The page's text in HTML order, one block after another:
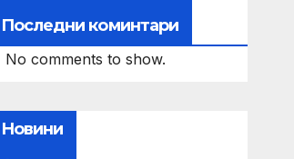
Последни коминтари
No comments to show.
Новини